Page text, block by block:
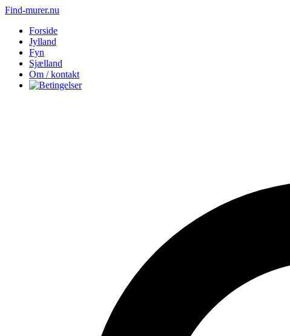
Find-murer.nu
Forside
Jylland
Fyn
Sjælland
Om / kontakt